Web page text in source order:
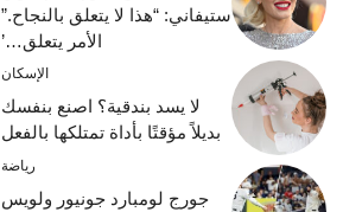
ستيفاني: “هذا لا يتعلق بالنجاح.”
الأمر يتعلق…’
الإسكان
لا يسد بندقية؟ اصنع بنفسك
بديلاً مؤقتًا بأداة تمتلكها بالفعل
رياضة
جورج لومبارد جونيور ولويس